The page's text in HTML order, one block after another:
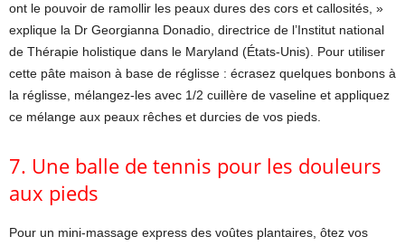
ont le pouvoir de ramollir les peaux dures des cors et callosités, »
explique la Dr Georgianna Donadio, directrice de l’Institut national
de Thérapie holistique dans le Maryland (États-Unis). Pour utiliser
cette pâte maison à base de réglisse : écrasez quelques bonbons à
la réglisse, mélangez-les avec 1/2 cuillère de vaseline et appliquez
ce mélange aux peaux rêches et durcies de vos pieds.
7. Une balle de tennis pour les douleurs
aux pieds
Pour un mini-massage express des voûtes plantaires, ôtez vos